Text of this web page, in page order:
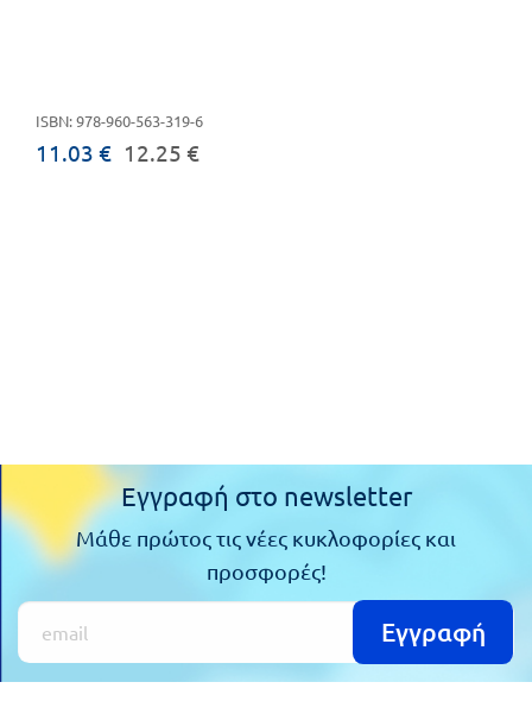
ISBN: 978-960-563-319-6
11.03 € 12.25 €
Εγγραφή στο newsletter
Μάθε πρώτος τις νέες κυκλοφορίες και
προσφορές!
Εγγραφή